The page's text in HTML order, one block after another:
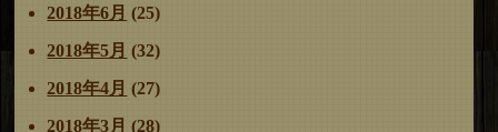
2018年6月 (25)
2018年5月 (32)
2018年4月 (27)
2018年3月 (28)